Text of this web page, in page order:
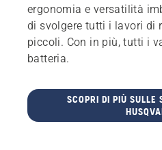
ergonomia e versatilità
di svolgere tutti i lavori di
piccoli. Con in più, tutti i
batteria.
SCOPRI DI PIÙ SULLE